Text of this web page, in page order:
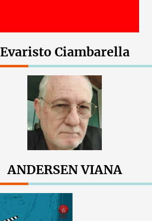
Evaristo Ciambarella
ANDERSEN VIANA